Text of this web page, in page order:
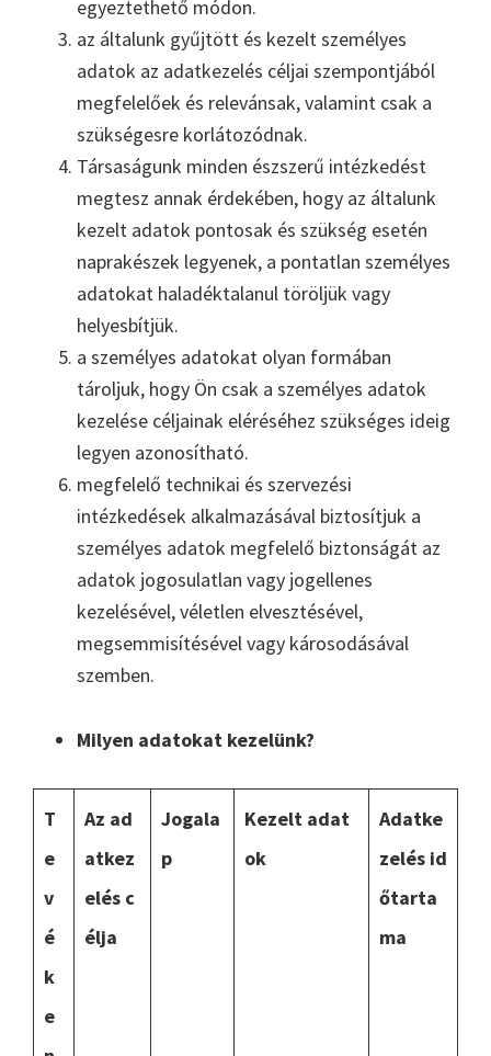
egyeztethető módon.
az általunk gyűjtött és kezelt személyes
adatok az adatkezelés céljai szempontjából
megfelelőek és relevánsak, valamint csak a
szükségesre korlátozódnak.
Társaságunk minden észszerű intézkedést
megtesz annak érdekében, hogy az általunk
kezelt adatok pontosak és szükség esetén
naprakészek legyenek, a pontatlan személyes
adatokat haladéktalanul töröljük vagy
helyesbítjük.
a személyes adatokat olyan formában
tároljuk, hogy Ön csak a személyes adatok
kezelése céljainak eléréséhez szükséges ideig
legyen azonosítható.
megfelelő technikai és szervezési
intézkedések alkalmazásával biztosítjuk a
személyes adatok megfelelő biztonságát az
adatok jogosulatlan vagy jogellenes
kezelésével, véletlen elvesztésével,
megsemmisítésével vagy károsodásával
szemben.
Milyen adatokat kezelünk?
T
e
v
é
k
e
Az ad
atkez
elés c
élja
Jogala
p
Kezelt adat
ok
Adatke
zelés id
őtarta
ma